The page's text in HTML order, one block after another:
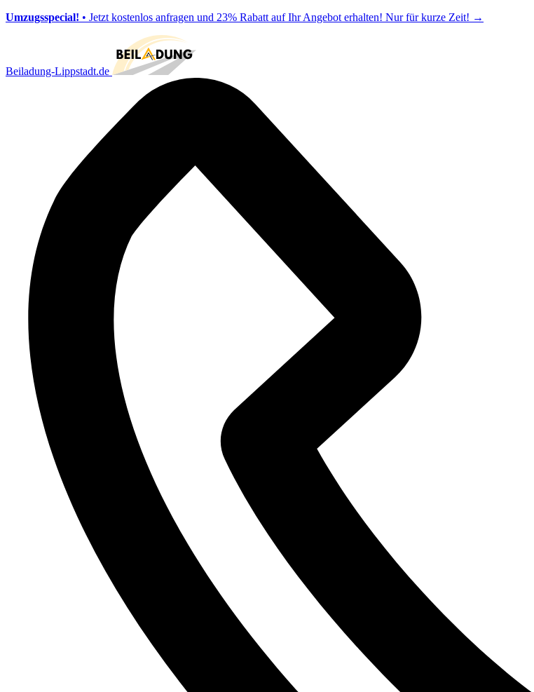
Umzugsspecial! • Jetzt kostenlos anfragen und 23% Rabatt auf Ihr Angebot erhalten! Nur für kurze Zeit! →
Beiladung-Lippstadt.de